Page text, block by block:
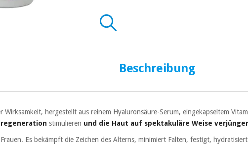
Beschreibung
Wirksamkeit, hergestellt aus reinem Hyaluronsäure-Serum, eingekapseltem
stimulieren und die Haut auf spektakuläre Weise
Es bekämpft die Zeichen des Alterns, minimiert Falten, festigt,